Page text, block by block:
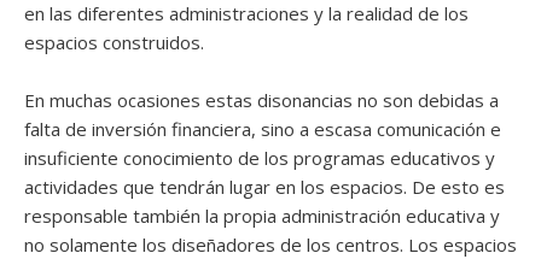
en las diferentes administraciones y la realidad de los
espacios construidos.
En muchas ocasiones estas disonancias no son debidas a
falta de inversión financiera, sino a escasa comunicación e
insuficiente conocimiento de los programas educativos y
actividades que tendrán lugar en los espacios. De esto es
responsable también la propia administración educativa y
no solamente los diseñadores de los centros. Los espacios